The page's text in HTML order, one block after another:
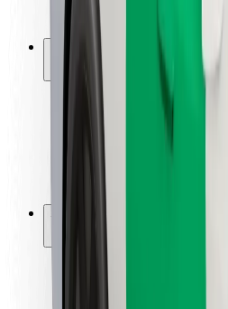
Laboratorio sulla Sicurezza
Città
Posizioni
Soluzioni Per la Città
Aeroporti
Stazioni di ricarica
Supporto
Per i Guidatori